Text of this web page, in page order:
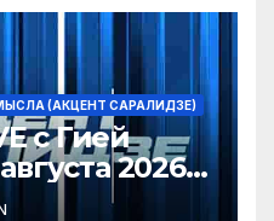
(АКЦЕНТ САРАЛИДЗЕ)
с Гией
2026